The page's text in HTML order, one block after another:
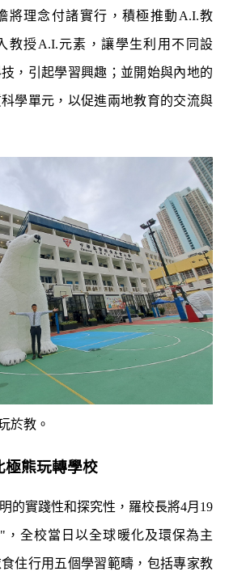
將理念付諸實行，積極推動 A.I.教
教授A.I.元素，讓學生利用不同設
，引起學習興趣；並開始與內地的
學單元，以促進兩地教育的交流與
於教。
熊玩轉學校
的實踐性和探究性，羅校長將4月 19
" ，全校當日以全球暖化及環保為主
住行用五個學習範疇，包括專家教